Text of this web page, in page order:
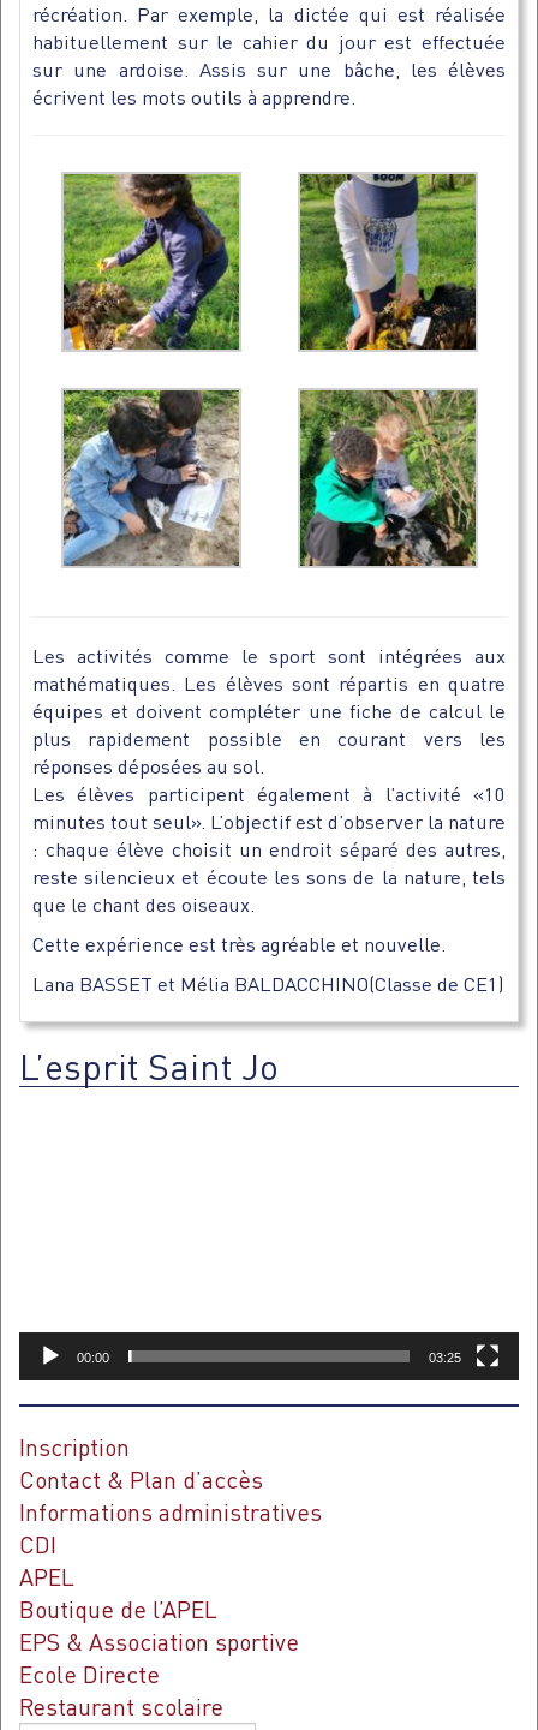
récréation. Par exemple, la dictée qui est réalisée
habituellement sur le cahier du jour est effectuée
sur une ardoise. Assis sur une bâche, les élèves
écrivent les mots outils à apprendre.
Les activités comme le sport sont intégrées aux
mathématiques. Les élèves sont répartis en quatre
équipes et doivent compléter une fiche de calcul le
plus rapidement possible en courant vers les
réponses déposées au sol.
Les élèves participent également à l’activité «10
minutes tout seul». L’objectif est d’observer la nature
: chaque élève choisit un endroit séparé des autres,
reste silencieux et écoute les sons de la nature, tels
que le chant des oiseaux.
Cette expérience est très agréable et nouvelle.
Lana BASSET et Mélia BALDACCHINO(Classe de CE1)
L’esprit Saint Jo
00:00 03:25
Inscription
Contact & Plan d’accès
Informations administratives
CDI
APEL
Boutique de l’APEL
EPS & Association sportive
Ecole Directe
Restaurant scolaire